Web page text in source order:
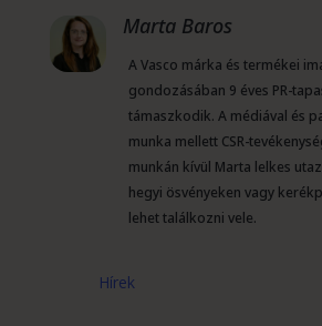
Marta Baros
A Vasco márka és termékei
gondozásában 9 éves PR-
támaszkodik. A médiával és
munka mellett CSR-
munkán kívül Marta lelkes
hegyi ösvényeken vagy
lehet találkozni vele.
Hírek